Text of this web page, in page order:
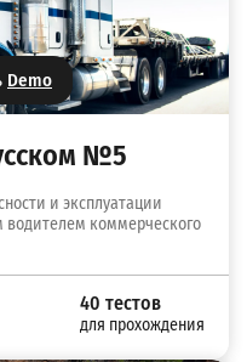
Demo
№5
и эксплуатации
водителем коммерческого
40 тестов
для прохождения